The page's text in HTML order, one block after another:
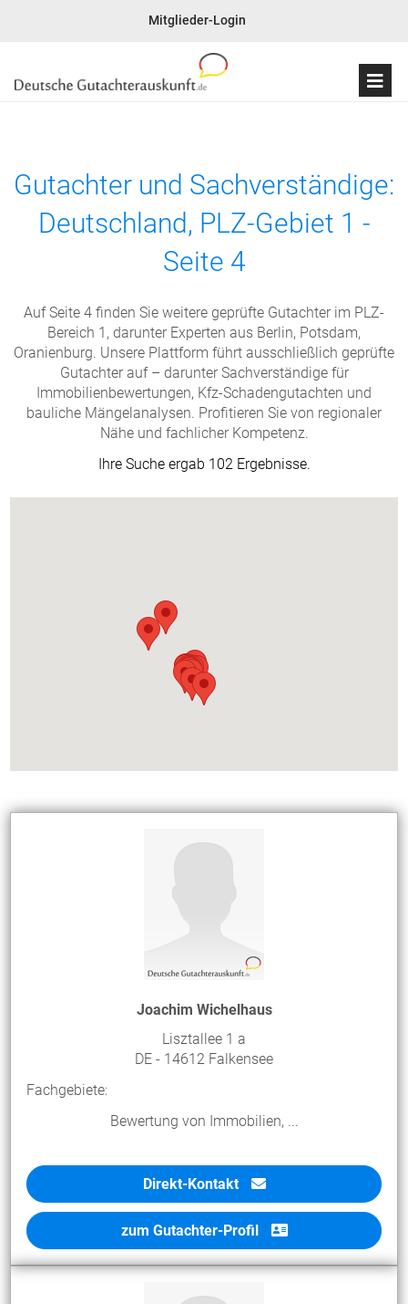
Mitglieder-Login
Gutachter und Sachverständige:
Deutschland, PLZ-Gebiet 1 -
Seite 4
Auf Seite 4 finden Sie weitere geprüfte Gutachter im PLZ-
Bereich 1, darunter Experten aus Berlin, Potsdam,
Oranienburg. Unsere Plattform führt ausschließlich geprüfte
Gutachter auf – darunter Sachverständige für
Immobilienbewertungen, Kfz-Schadengutachten und
bauliche Mängelanalysen. Profitieren Sie von regionaler
Nähe und fachlicher Kompetenz.
Ihre Suche ergab 102 Ergebnisse.
Joachim Wichelhaus
Lisztallee 1 a
DE - 14612 Falkensee
Fachgebiete:
Bewertung von Immobilien, ...
Direkt-Kontakt
zum Gutachter-Profil